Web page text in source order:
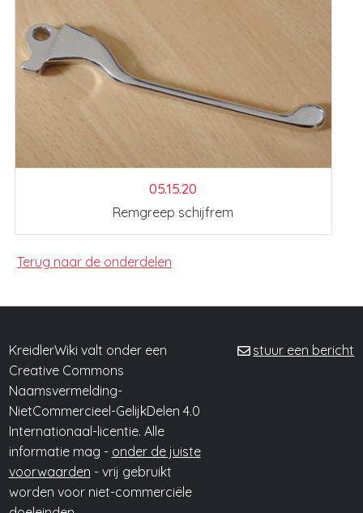
05.15.20
Remgreep schijfrem
Terug naar de onderdelen
KreidlerWiki valt onder een
Creative Commons
Naamsvermelding-
NietCommercieel-GelijkDelen 4.0
Internationaal-licentie. Alle
informatie mag - onder de juiste
voorwaarden - vrij gebruikt
worden voor niet-commerciële
stuur een bericht